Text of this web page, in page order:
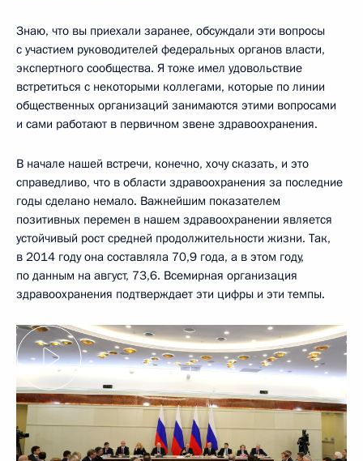
Знаю, что вы приехали заранее, обсуждали эти вопросы
с участием руководителей федеральных органов власти,
экспертного сообщества. Я тоже имел удовольствие
встретиться с некоторыми коллегами, которые по линии
общественных организаций занимаются этими вопросами
и сами работают в первичном звене здравоохранения.
В начале нашей встречи, конечно, хочу сказать, и это
справедливо, что в области здравоохранения за последние
годы сделано немало. Важнейшим показателем
позитивных перемен в нашем здравоохранении является
устойчивый рост средней продолжительности жизни. Так,
в 2014 году она составляла 70,9 года, а в этом году,
по данным на август, 73,6. Всемирная организация
здравоохранения подтверждает эти цифры и эти темпы.